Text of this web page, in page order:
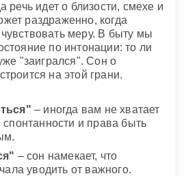
речь идет о близости, смехе и
раздраженно, когда
чувствовать меру. В быту мы
по интонации: то ли
"заигрался". Сон о
на этой грани.
– иногда вам не хватает
спонтанности и права быть
– сон намекает, что
уводить от важного.